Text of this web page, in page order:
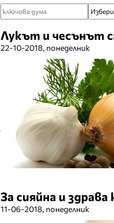
Лукът и чесънът
22-10-2018, понеделник
За сияйна и
11-06-2018, понеделник